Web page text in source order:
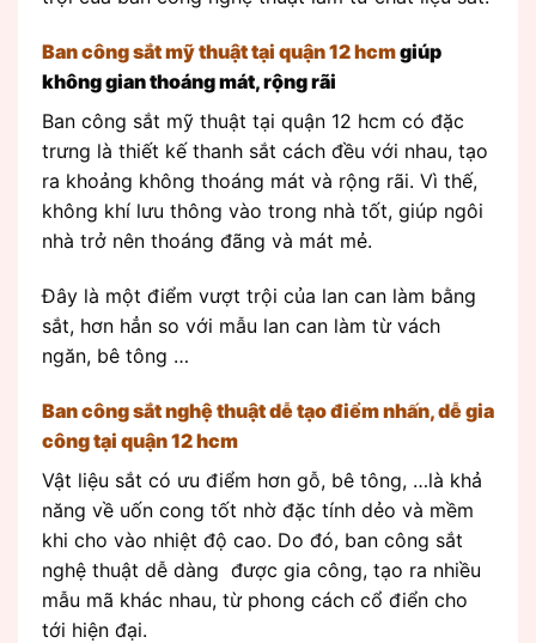
Ban công sắt mỹ thuật tại quận 12 hcmgiúp
không gian thoáng mát, rộng rãi
Ban công sắt mỹ thuật tại quận 12 hcm có đặc
trưng là thiết kế thanh sắt cách đều với nhau, tạo
ra khoảng không thoáng mát và rộng rãi. Vì thế,
không khí lưu thông vào trong nhà tốt, giúp ngôi
nhà trở nên thoáng đãng và mát mẻ.
Đây là một điểm vượt trội của lan can làm bằng
sắt, hơn hẳn so với mẫu lan can làm từ vách
ngăn, bê tông …
Ban công sắt nghệ thuật dễ tạo điểm nhấn, dễ gia
công tại quận 12 hcm
Vật liệu sắt có ưu điểm hơn gỗ, bê tông, …là khả
năng về uốn cong tốt nhờ đặc tính dẻo và mềm
khi cho vào nhiệt độ cao. Do đó, ban công sắt
nghệ thuật dễ dàng được gia công, tạo ra nhiều
mẫu mã khác nhau, từ phong cách cổ điển cho
tới hiện đại.